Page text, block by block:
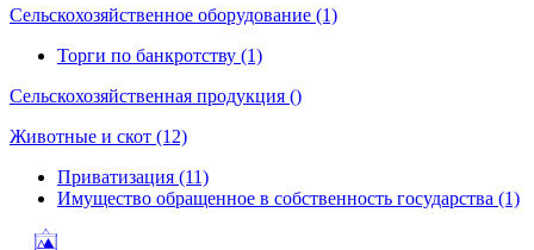
Сельскохозяйственное оборудование (1)
Торги по банкротству (1)
Сельскохозяйственная продукция ()
Животные и скот (12)
Приватизация (11)
Имущество обращенное в собственность государства (1)